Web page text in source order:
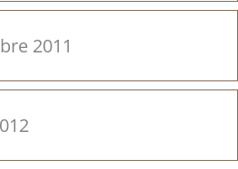
2011